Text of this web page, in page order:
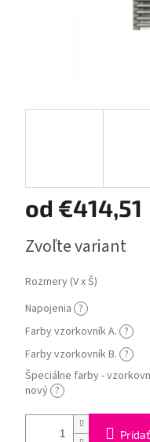
od €414,51
cena:
Zvoľte variant
Rozmery (V x Š)
Napojenia ?
Farby vzorkovník A. ?
Farby vzorkovník B. ?
Špeciálne farby -
nový ?